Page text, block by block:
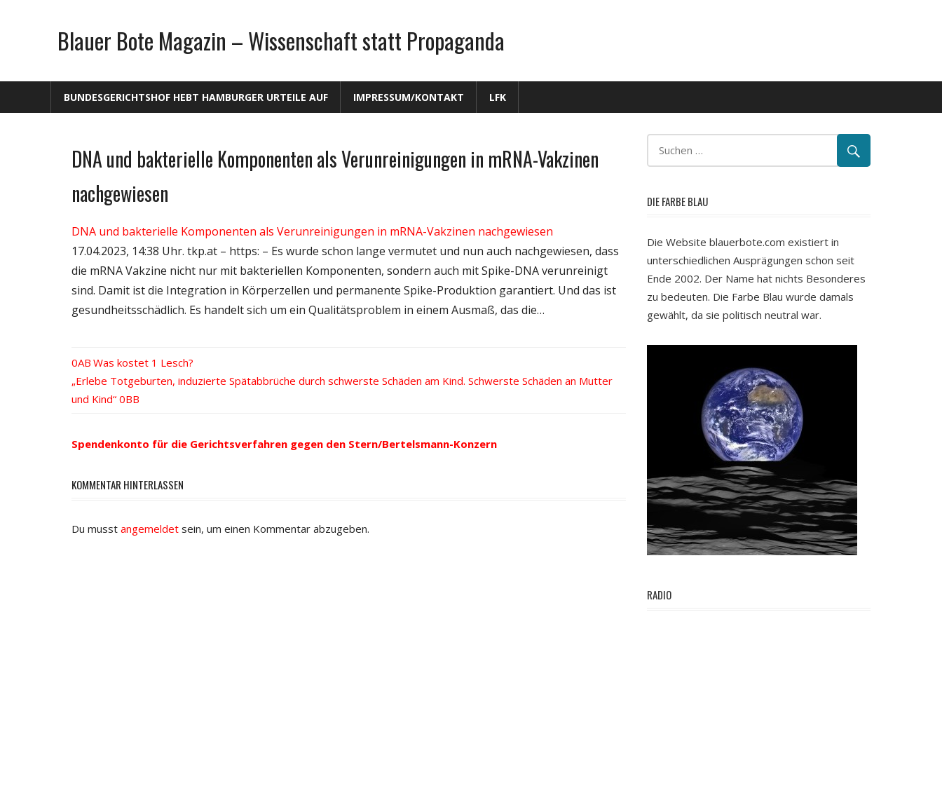
Blauer Bote Magazin – Wissenschaft statt Propaganda
BUNDESGERICHTSHOF HEBT HAMBURGER URTEILE AUF IMPRESSUM/KONTAKT LFK
Gesellschaft
Politik
Wirtschaft
Wissenschaft
DNA und bakterielle Komponenten als Verunreinigungen in mRNA-Vakzinen
nachgewiesen
DNA und bakterielle Komponenten als Verunreinigungen in mRNA-Vakzinen nachgewiesen
17.04.2023, 14:38 Uhr. tkp.at – https: – Es wurde schon lange vermutet und nun auch nachgewiesen, dass
die mRNA Vakzine nicht nur mit bakteriellen Komponenten, sondern auch mit Spike-DNA verunreinigt
sind. Damit ist die Integration in Körperzellen und permanente Spike-Produktion garantiert. Und das ist
gesundheitsschädlich. Es handelt sich um ein Qualitätsproblem in einem Ausmaß, das die…
Beitrags-
Navigation
Vorheriger
Beitrag:
Was kostet 1 Lesch?
Nächster
Beitrag:
„Erlebe Totgeburten, induzierte Spätabbrüche durch schwerste Schäden am Kind. Schwerste Schäden an Mutter
und Kind“
Spendenkonto für die Gerichtsverfahren gegen den Stern/Bertelsmann-Konzern
KOMMENTAR HINTERLASSEN
Du musst angemeldet sein, um einen Kommentar abzugeben.
DIE FARBE BLAU
Die Website blauerbote.com existiert in
unterschiedlichen Ausprägungen schon seit
Ende 2002. Der Name hat nichts Besonderes
zu bedeuten. Die Farbe Blau wurde damals
gewählt, da sie politisch neutral war.
RADIO